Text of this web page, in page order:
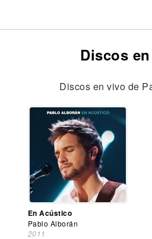
Discos
Discos en vivo de
En Acústico
Pablo Alborán
2011